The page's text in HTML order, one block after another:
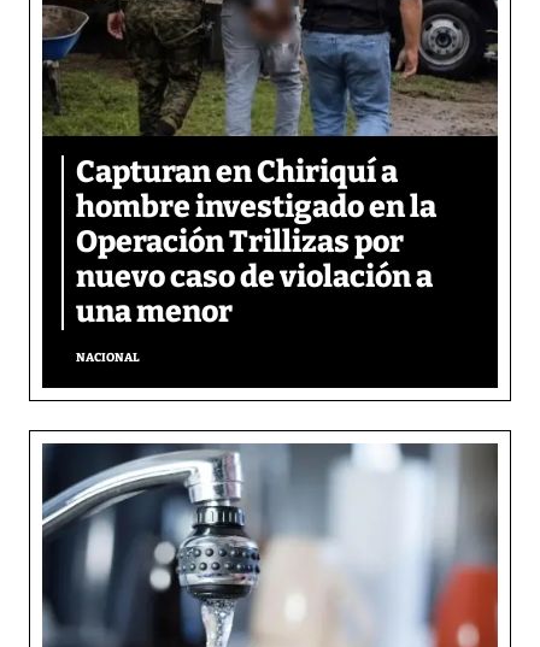
Capturan en Chiriquí a
hombre investigado en la
Operación Trillizas por
nuevo caso de violación a
una menor
NACIONAL